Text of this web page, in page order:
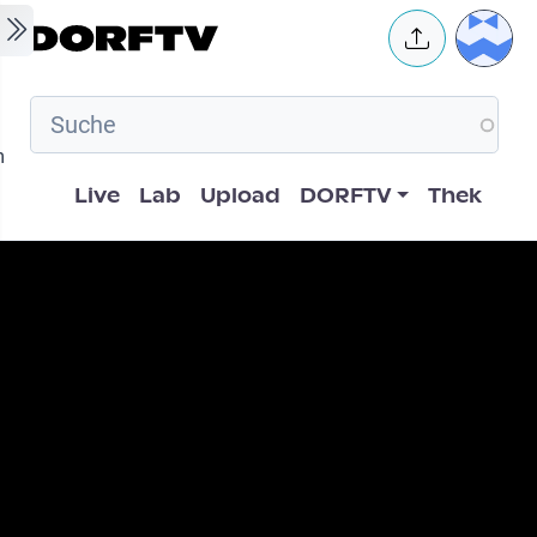
Skip to main content User
Hauptnavigation
Live Lab Upload DORFTV Thek